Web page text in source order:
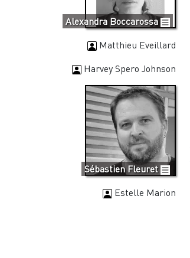
Alexandra Boccarossa
Matthieu Eveillard
Harvey Spero Johnson
Sébastien Fleuret
Estelle Marion